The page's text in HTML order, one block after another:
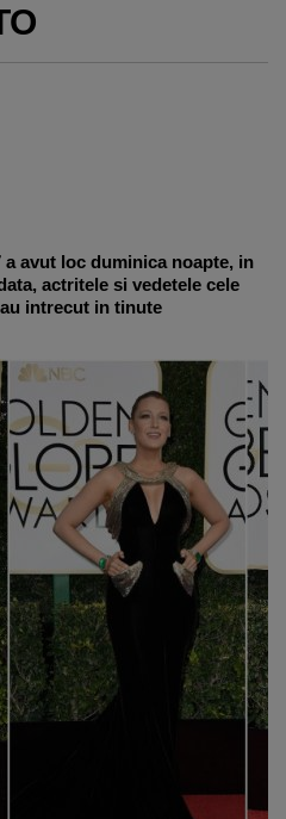
avut loc duminica noapte, in
actritele si vedetele cele
intrecut in tinute